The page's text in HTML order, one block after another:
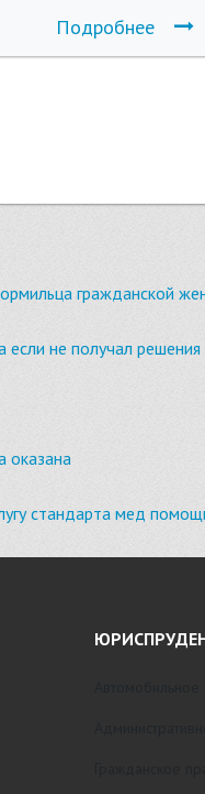
Подробнее
гражданской
если не получал
оказана
стандарта мед